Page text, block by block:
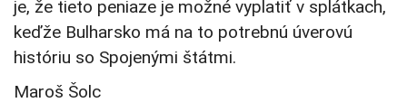
je, že tieto peniaze je možné vyplatiť v splátkach,
keďže Bulharsko má na to potrebnú úverovú
históriu so Spojenými štátmi.
Maroš Šolc